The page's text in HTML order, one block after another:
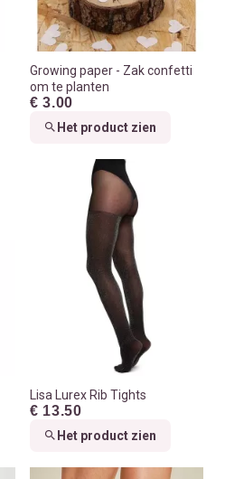
Growing paper - Zak confetti
om te planten
€ 3.00
Het product zien
Lisa Lurex Rib Tights
€ 13.50
Het product zien